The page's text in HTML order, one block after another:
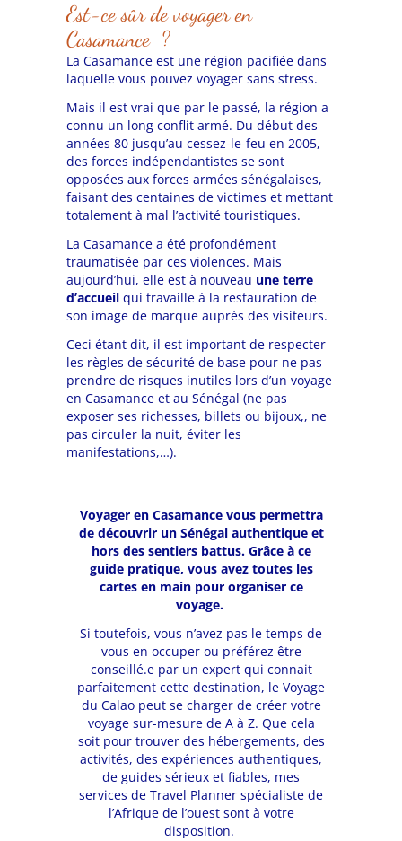
Est-ce sûr de voyager en
Casamance ?
La Casamance est une région pacifiée dans
laquelle vous pouvez voyager sans stress.
Mais il est vrai que par le passé, la région a
connu un long conflit armé. Du début des
années 80 jusqu’au cessez-le-feu en 2005,
des forces indépendantistes se sont
opposées aux forces armées sénégalaises,
faisant des centaines de victimes et mettant
totalement à mal l’activité touristiques.
La Casamance a été profondément
traumatisée par ces violences. Mais
aujourd’hui, elle est à nouveau une terre
d’accueil qui travaille à la restauration de
son image de marque auprès des visiteurs.
Ceci étant dit, il est important de respecter
les règles de sécurité de base pour ne pas
prendre de risques inutiles lors d’un voyage
en Casamance et au Sénégal (ne pas
exposer ses richesses, billets ou bijoux,, ne
pas circuler la nuit, éviter les
manifestations,…).
Voyager en Casamance vous permettra
de découvrir un Sénégal authentique et
hors des sentiers battus. Grâce à ce
guide pratique, vous avez toutes les
cartes en main pour organiser ce
voyage.
Si toutefois, vous n’avez pas le temps de
vous en occuper ou préférez être
conseillé.e par un expert qui connait
parfaitement cette destination, le Voyage
du Calao peut se charger de créer votre
voyage sur-mesure de A à Z. Que cela
soit pour trouver des hébergements, des
activités, des expériences authentiques,
de guides sérieux et fiables, mes
services de Travel Planner spécialiste de
l’Afrique de l’ouest sont à votre
disposition.